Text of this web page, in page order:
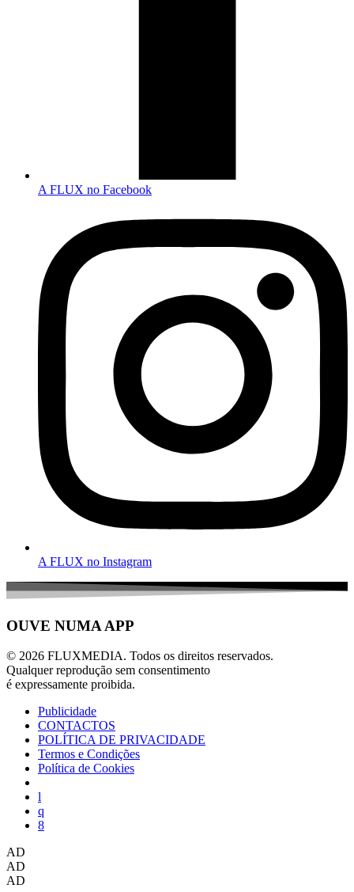
A FLUX no Facebook
A FLUX no Instagram
OUVE NUMA APP
© 2026 FLUXMEDIA. Todos os direitos reservados.
Qualquer reprodução sem consentimento
é expressamente proibida.
Publicidade
CONTACTOS
POLÍTICA DE PRIVACIDADE
Termos e Condições
Política de Cookies
AD
AD
AD